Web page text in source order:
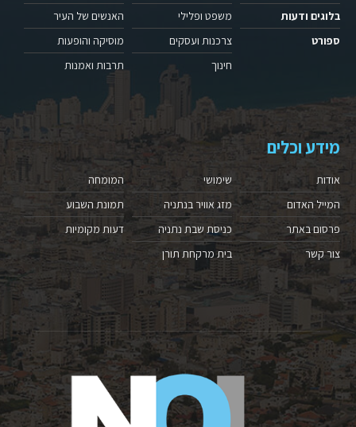
בלוגים ודעות
ספורט
משפט ופלילי
צרכנות ועסקים
חינוך
האנשים של העיר
מוסיקה והופעות
תרבות ואמנות
מידע וכלים
אודות
המייל האדום
פרסום באתר
צור קשר
שימושי
מזג אוויר בנתניה
כניסת שבת נתניה
בית מרקחת תורן
המומחה
תמונת השבוע
דעות מקומיות